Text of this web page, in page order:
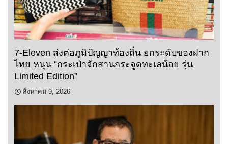
7-Eleven ส่งต่อภูมิปัญญาท้องถิ่น ยกระดับของฝาก
ไทย หนุน “กระเป๋าจักสานกระจูดทะเลน้อย รุ่น
Limited Edition”
สิงหาคม 9, 2026